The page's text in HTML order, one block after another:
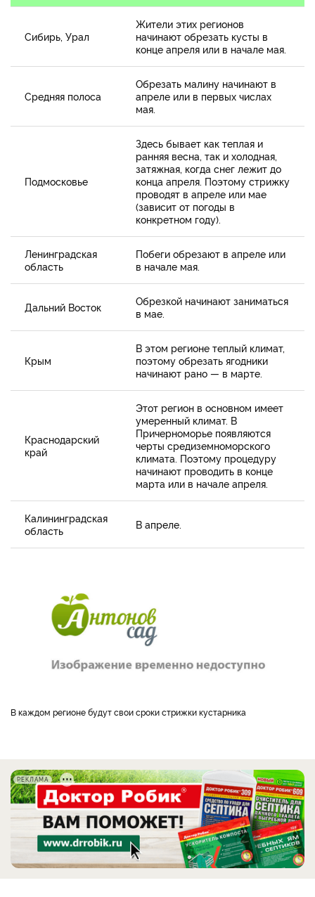
Сибирь, Урал
Жители этих регионов
начинают обрезать кусты в
конце апреля или в начале мая.
Средняя полоса
Обрезать малину начинают в
апреле или в первых числах
мая.
Подмосковье
Здесь бывает как теплая и
ранняя весна, так и холодная,
затяжная, когда снег лежит до
конца апреля. Поэтому стрижку
проводят в апреле или мае
(зависит от погоды в
конкретном году).
Ленинградская
область
Побеги обрезают в апреле или
в начале мая.
Дальний Восток
Обрезкой начинают заниматься
в мае.
Крым
В этом регионе теплый климат,
поэтому обрезать ягодники
начинают рано — в марте.
Краснодарский
край
Этот регион в основном имеет
умеренный климат. В
Причерноморье появляются
черты средиземноморского
климата. Поэтому процедуру
начинают проводить в конце
марта или в начале апреля.
Калининградская
область
В апреле.
В каждом регионе будут свои сроки стрижки кустарника
РЕКЛАМА